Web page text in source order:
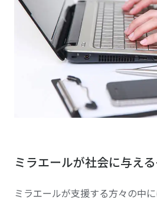
ミラエールが社会に与え
ミラエールが支援する方々の中